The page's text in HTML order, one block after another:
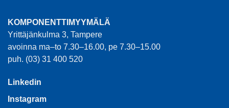
KOMPONENTTIMYYMÄLÄ
Yrittäjänkulma 3, Tampere
avoinna ma–to 7.30–16.00, pe 7.30–15.00
puh. (03) 31 400 520
Linkedin
Instagram